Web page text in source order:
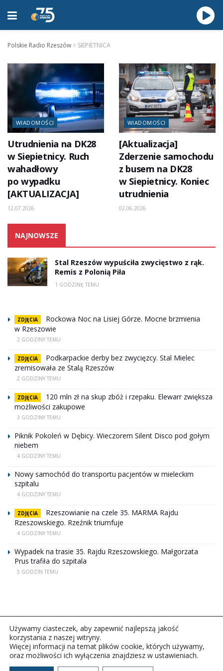
Polskie Radio Rzeszów > SIEPIETNICA
WIADOMOŚCI
Utrudnienia na DK28
w Siepietnicy. Ruch
wahadłowy
po wypadku
[AKTUALIZACJA]
12.07.2026
WIADOMOŚCI
[Aktualizacja]
Zderzenie samochodu
z busem na DK28
w Siepietnicy. Koniec
utrudnienia
02.06.2026
NAJNOWSZE
Stal Rzeszów wypuściła zwycięstwo z rąk.
Remis z Polonią Piła
1 GODZINĘ TEMU
ZDJĘCIA
Rockowa Noc na Lisiej Górze. Mocne brzmienia
w Rzeszowie
2 GODZINY TEMU
ZDJĘCIA
Podkarpackie derby bez zwycięzcy. Stal Mielec
zremisowała ze Stalą Rzeszów
2 GODZINY TEMU
ZDJĘCIA
120 mln zł na skup zbóż i rzepaku. Elewarr zwiększa
możliwości zakupowe
3 GODZINY TEMU
Piknik Pokoleń w Dębicy. Wieczorem Silent Disco pod gołym
niebem
4 GODZINY TEMU
Nowy samochód do transportu pacjentów w mieleckim
szpitalu
4 GODZINY TEMU
ZDJĘCIA
Rzeszowianie na czele 35. MARMA Rajdu
Rzeszowskiego. Rzeźnik triumfuje
4 GODZINY TEMU
Wypadek na trasie 35. Rajdu Rzeszowskiego. Małgorzata
Prus trafiła do szpitala
5 GODZIN TEMU
Copyright © 2026Polskie Radio Rzeszów S.A. w likwidacj.
Używamy ciasteczek, aby zapewnić najlepszą jakość
korzystania z naszej witryny.
Więcej informacji na temat plików cookie, których używamy,
oraz możliwości ich wyłączenia znajdziesz w ustawieniach.